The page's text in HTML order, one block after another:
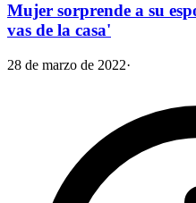
Mujer sorprende a su
vas de la casa'
28 de marzo de 2022·